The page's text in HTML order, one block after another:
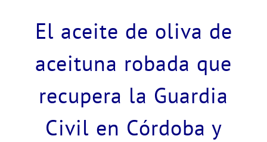
NOTICIAS
CONTACTO
El aceite de oliva de
aceituna robada que
recupera la Guardia
Civil en Córdoba y